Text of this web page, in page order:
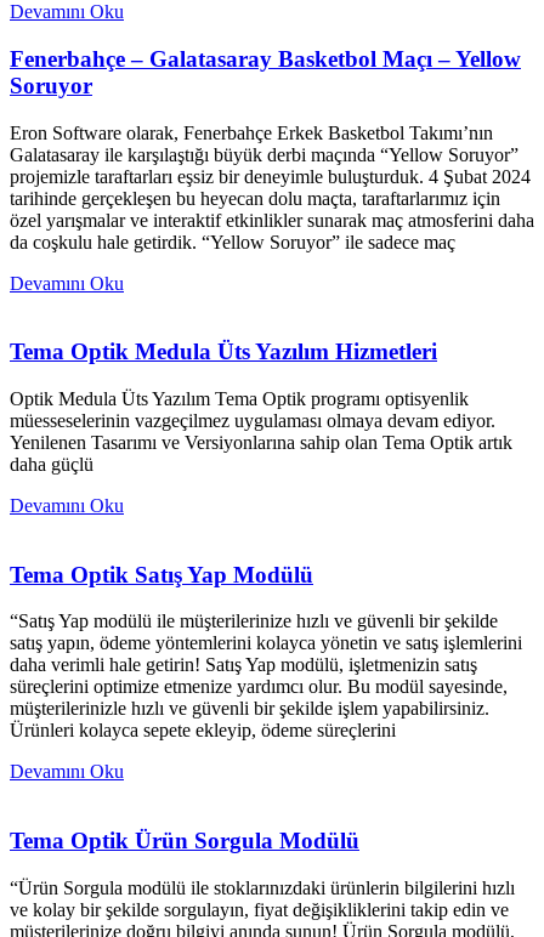
Devamını Oku
Fenerbahçe – Galatasaray Basketbol Maçı – Yellow
Soruyor
Eron Software olarak, Fenerbahçe Erkek Basketbol Takımı’nın
Galatasaray ile karşılaştığı büyük derbi maçında “Yellow Soruyor”
projemizle taraftarları eşsiz bir deneyimle buluşturduk. 4 Şubat 2024
tarihinde gerçekleşen bu heyecan dolu maçta, taraftarlarımız için
özel yarışmalar ve interaktif etkinlikler sunarak maç atmosferini daha
da coşkulu hale getirdik. “Yellow Soruyor” ile sadece maç
Devamını Oku
Tema Optik Medula Üts Yazılım Hizmetleri
Optik Medula Üts Yazılım Tema Optik programı optisyenlik
müesseselerinin vazgeçilmez uygulaması olmaya devam ediyor.
Yenilenen Tasarımı ve Versiyonlarına sahip olan Tema Optik artık
daha güçlü
Devamını Oku
Tema Optik Satış Yap Modülü
“Satış Yap modülü ile müşterilerinize hızlı ve güvenli bir şekilde
satış yapın, ödeme yöntemlerini kolayca yönetin ve satış işlemlerini
daha verimli hale getirin! Satış Yap modülü, işletmenizin satış
süreçlerini optimize etmenize yardımcı olur. Bu modül sayesinde,
müşterilerinizle hızlı ve güvenli bir şekilde işlem yapabilirsiniz.
Ürünleri kolayca sepete ekleyip, ödeme süreçlerini
Devamını Oku
Tema Optik Ürün Sorgula Modülü
“Ürün Sorgula modülü ile stoklarınızdaki ürünlerin bilgilerini hızlı
ve kolay bir şekilde sorgulayın, fiyat değişikliklerini takip edin ve
müşterilerinize doğru bilgiyi anında sunun! Ürün Sorgula modülü,